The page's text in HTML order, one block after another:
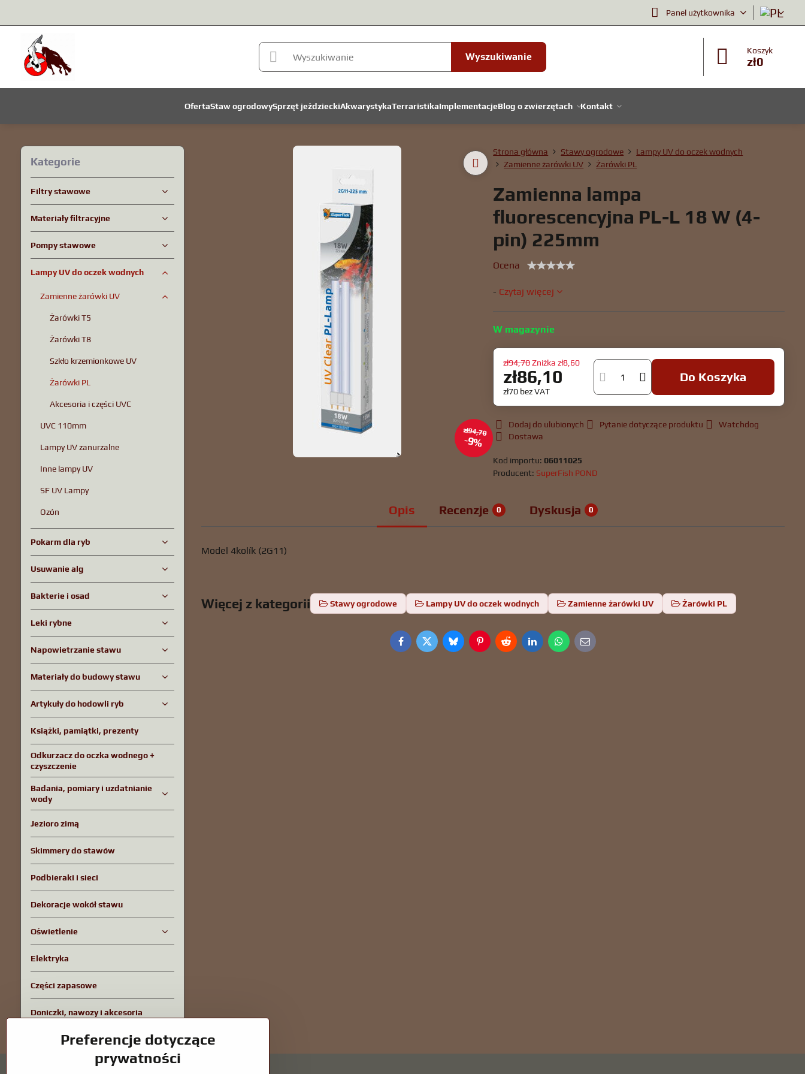
Panel użytkownika
Wyszukiwanie
Koszyk
zł0
OfertaStaw ogrodowySprzęt jeździeckiAkwarystykaTerraristikaImplementacjeBlog o zwierzętach Kontakt
zł94,70
9%
Strona główna Stawy ogrodowe
Lampy UV do oczek wodnych
Zamienne żarówki UV
Żarówki PL
Zamienna lampa
fluorescencyjna PL-L 18 W (4-
pin) 225mm
Ocena
- Czytaj więcej
W magazynie
zł94,70 Zniżka zł8,60
zł86,10
zł70 bez VAT
Do Koszyka
Dodaj do ulubionych Pytanie dotyczące produktu
Watchdog
Dostawa
Kod importu:06011025
Producent: SuperFish POND
Opis Recenzje 0 Dyskusja 0
Model 4kolík (2G11)
Więcej z kategorii Stawy ogrodowe Lampy UV do oczek wodnych Zamienne żarówki UV Żarówki PL
FacebookTwitterBlueskyPinterestRedditLinkedInWhatsApp
E-
mail
Kategorie
Filtry stawowe
Materiały filtracyjne
Pompy stawowe
Lampy UV do oczek wodnych
Zamienne żarówki UV
Żarówki T5
Żarówki T8
Szkło krzemionkowe UV
Żarówki PL
Akcesoria i części UVC
UVC 110mm
Lampy UV zanurzalne
Inne lampy UV
SF UV Lampy
Ozón
Pokarm dla ryb
Usuwanie alg
Bakterie i osad
Leki rybne
Napowietrzanie stawu
Materiały do ​​budowy stawu
Artykuły do ​​hodowli ryb
Książki, pamiątki, prezenty
Odkurzacz do oczka wodnego +
czyszczenie
Badania, pomiary i uzdatnianie
wody
Jezioro zimą
Skimmery do stawów
Podbieraki i sieci
Dekoracje wokół stawu
Oświetlenie
Elektryka
Części zapasowe
Doniczki, nawozy i akcesoria
Preferencje dotyczące
prywatności